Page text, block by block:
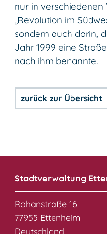
nur in
„Revolution im
sondern auch darin,
Jahr 1999 eine
nach ihm benannte.
zurück zur Übersicht
Stadtverwaltung
Rohanstraße 16
77955 Ettenheim
Deutschland